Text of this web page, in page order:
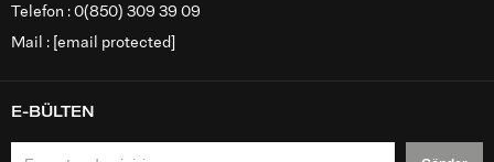
Telefon : 0(850) 309 39 09
Mail : [email protected]
E-BÜLTEN